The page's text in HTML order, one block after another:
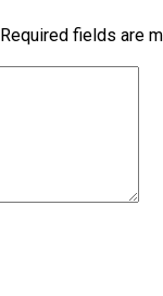
Required fields are